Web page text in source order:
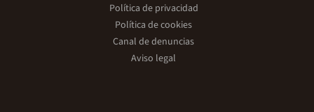
Política de privacidad
Política de cookies
Canal de denuncias
Aviso legal